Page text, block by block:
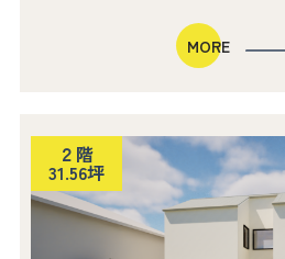
MORE
２階
31.56坪